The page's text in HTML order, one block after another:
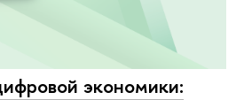
экономики: